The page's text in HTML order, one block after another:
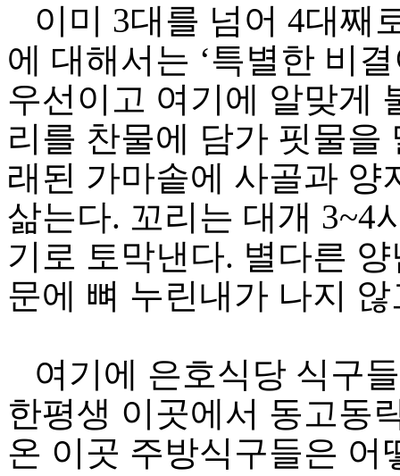
이미 3대를 넘어 4대째
에 대해서는 ‘특별한 비
우선이고 여기에 알맞게
리를 찬물에 담가 핏물을
래된 가마솥에 사골과 양
삶는다. 꼬리는 대개 3~4
기로 토막낸다. 별다른
문에 뼈 누린내가 나지
여기에 은호식당 식구
한평생 이곳에서 동고동
온 이곳 주방식구들은 어